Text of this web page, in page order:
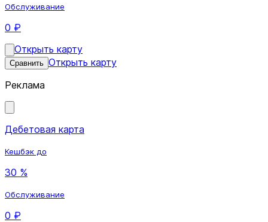
Обслуживание
0 ₽
Открыть карту
Сравнить Открыть карту
Реклама
Дебетовая карта
Кешбэк до
30 %
Обслуживание
0 ₽